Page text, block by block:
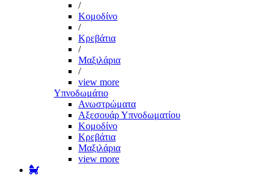
/
Κομοδίνο
/
Κρεβάτια
/
Μαξιλάρια
/
view more
Υπνοδωμάτιο
Ανωστρώματα
Αξεσουάρ Υπνοδωματίου
Κομοδίνο
Κρεβάτια
Μαξιλάρια
view more